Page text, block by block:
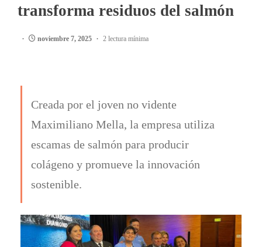
transforma residuos del salmón
noviembre 7, 2025 2 lectura mínima
Creada por el joven no vidente
Maximiliano Mella, la empresa utiliza
escamas de salmón para producir
colágeno y promueve la innovación
sostenible.